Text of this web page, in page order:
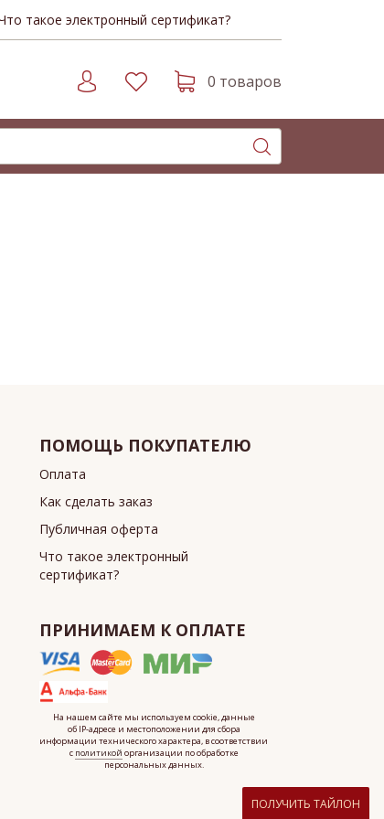
такое электронный сертификат?
0 товаров
ПОМОЩЬ ПОКУПАТЕЛЮ
Оплата
Как сделать заказ
Публичная оферта
Что такое электронный
сертификат?
ПРИНИМАЕМ К ОПЛАТЕ
На нашем сайте мы используем cookie, данные
об IP-адресе и местоположении для сбора
информации технического характера, в соответствии
с политикой организации по обработке
персональных данных.
ПОЛУЧИТЬ ТАЙЛОН